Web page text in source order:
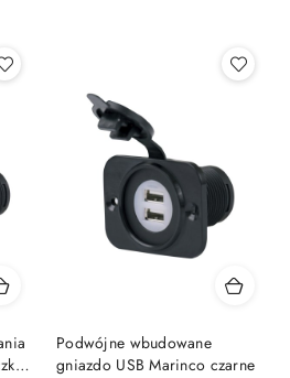
Podwójne wbudowane
gniazdo USB Marinco czarne